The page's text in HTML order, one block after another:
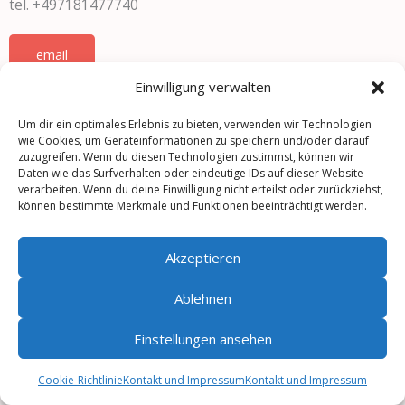
Einwilligung verwalten
Um dir ein optimales Erlebnis zu bieten, verwenden wir Technologien
wie Cookies, um Geräteinformationen zu speichern und/oder darauf
zuzugreifen. Wenn du diesen Technologien zustimmst, können wir
Daten wie das Surfverhalten oder eindeutige IDs auf dieser Website
verarbeiten. Wenn du deine Einwilligung nicht erteilst oder zurückziehst,
können bestimmte Merkmale und Funktionen beeinträchtigt werden.
Akzeptieren
Ablehnen
Einstellungen ansehen
Cookie-RichtlinieKontakt und ImpressumKontakt und Impressum
tel. +497181477740
email
Copyright © 2026 Heizungsplanung